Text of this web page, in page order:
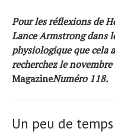
Pour les réflexions de
Lance Armstrong dans
physiologique que cela
recherchez le
MagazineNuméro 118.
Un peu de